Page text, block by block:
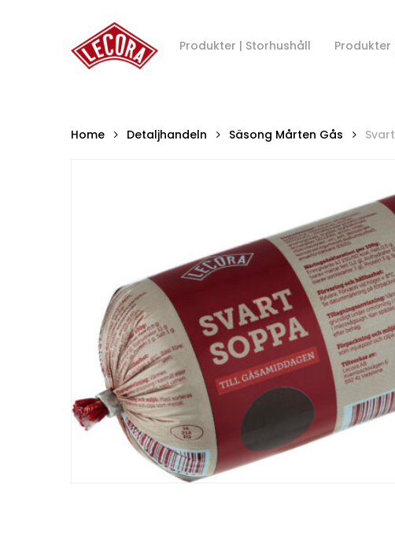
Hit enter to search or ESC to close
Produkter | Storhushåll Produkter
Home Detaljhandeln Säsong Mårten Gås